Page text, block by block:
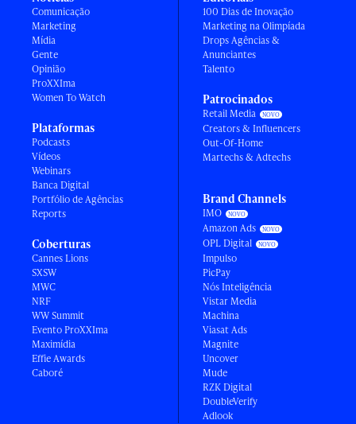
Comunicação
Marketing
Mídia
Gente
Opinião
ProXXIma
Women To Watch
Plataformas
Podcasts
Vídeos
Webinars
Banca Digital
Portfólio de Agências
Reports
Coberturas
Cannes Lions
SXSW
MWC
NRF
WW Summit
Evento ProXXIma
Maximídia
Effie Awards
Caboré
100 Dias de Inovação
Marketing na Olimpíada
Drops Agências &
Anunciantes
Talento
Patrocinados
Retail Media
Creators & Influencers
Out-Of-Home
Martechs & Adtechs
Brand Channels
IMO
Amazon Ads
OPL Digital
Impulso
PicPay
Nós Inteligência
Vistar Media
Machina
Viasat Ads
Magnite
Uncover
Mude
RZK Digital
DoubleVerify
Adlook